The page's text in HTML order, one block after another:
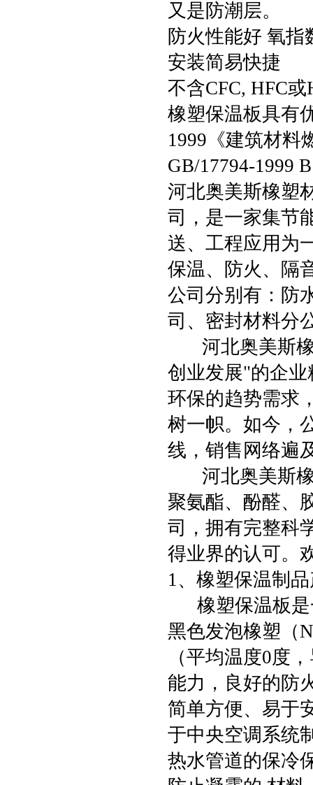
又是防潮层。
防火性能好 氧指
安装简易快捷
不含CFC, HFC
橡塑保温板具有
1999《建筑材料
GB/17794-1999
河北奥美斯橡塑
司，是一家集节
送、工程应用为
保温、防火、隔
公司分别有：防
司、密封材料分
河北奥美斯橡
创业发展"的企
环保的趋势需求
树一帜。如今，
线，销售网络遍
河北奥美斯橡
聚氨酯、酚醛、
司，拥有完整科
得业界的认可。
1、橡塑保温制
橡塑保温板是
黑色发泡橡塑（
（平均温度0度
能力，良好的防
简单方便、易于
于中央空调系统
热水管道的保冷